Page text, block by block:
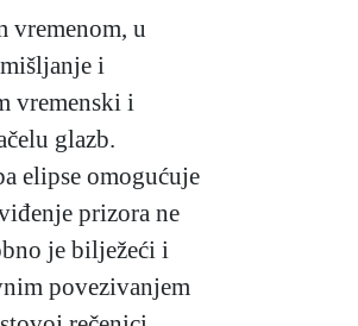
vremenom, u
i
vremenski i
glazb.
elipse omogućuje
prizora ne
je bilježeći i
povezivanjem